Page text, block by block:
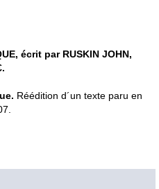
écrit par RUSKIN JOHN,
Réédition d´un texte paru en